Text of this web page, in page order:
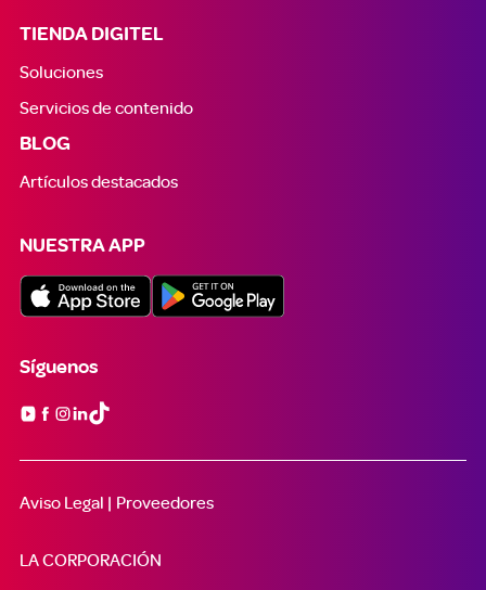
TIENDA DIGITEL
Soluciones
Servicios de contenido
BLOG
Artículos destacados
NUESTRA APP
Síguenos

Aviso Legal | Proveedores
LA CORPORACIÓN